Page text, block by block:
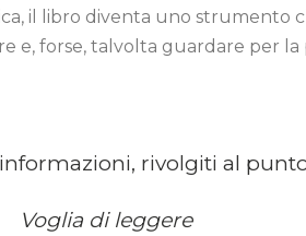
il libro diventa uno strumento
e, forse, talvolta guardare per
rivolgiti al
Voglia di leggere